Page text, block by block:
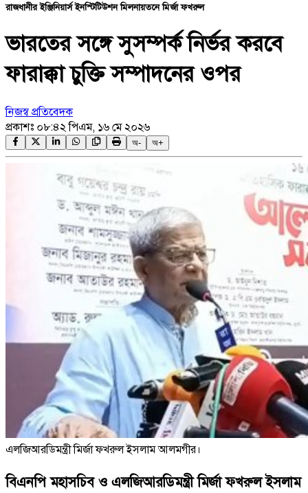
রাজধানীর ইঞ্জিনিয়ার্স ইনস্টিটিউশন মিলনায়তনে মির্জা ফখরুল
ভারতের সঙ্গে সুসম্পর্ক নির্ভর করবে
ফারাক্কা চুক্তি সম্পাদনের ওপর
নিজস্ব প্রতিবেদক
প্রকাশঃ ০৮:৪২ পিএম, ১৬ মে ২০২৬
অ- অ+
এলজিআরডিমন্ত্রী মির্জা ফখরুল ইসলাম আলমগীর।
বিএনপি মহাসচিব ও এলজিআরডিমন্ত্রী মির্জা ফখরুল ইসলাম